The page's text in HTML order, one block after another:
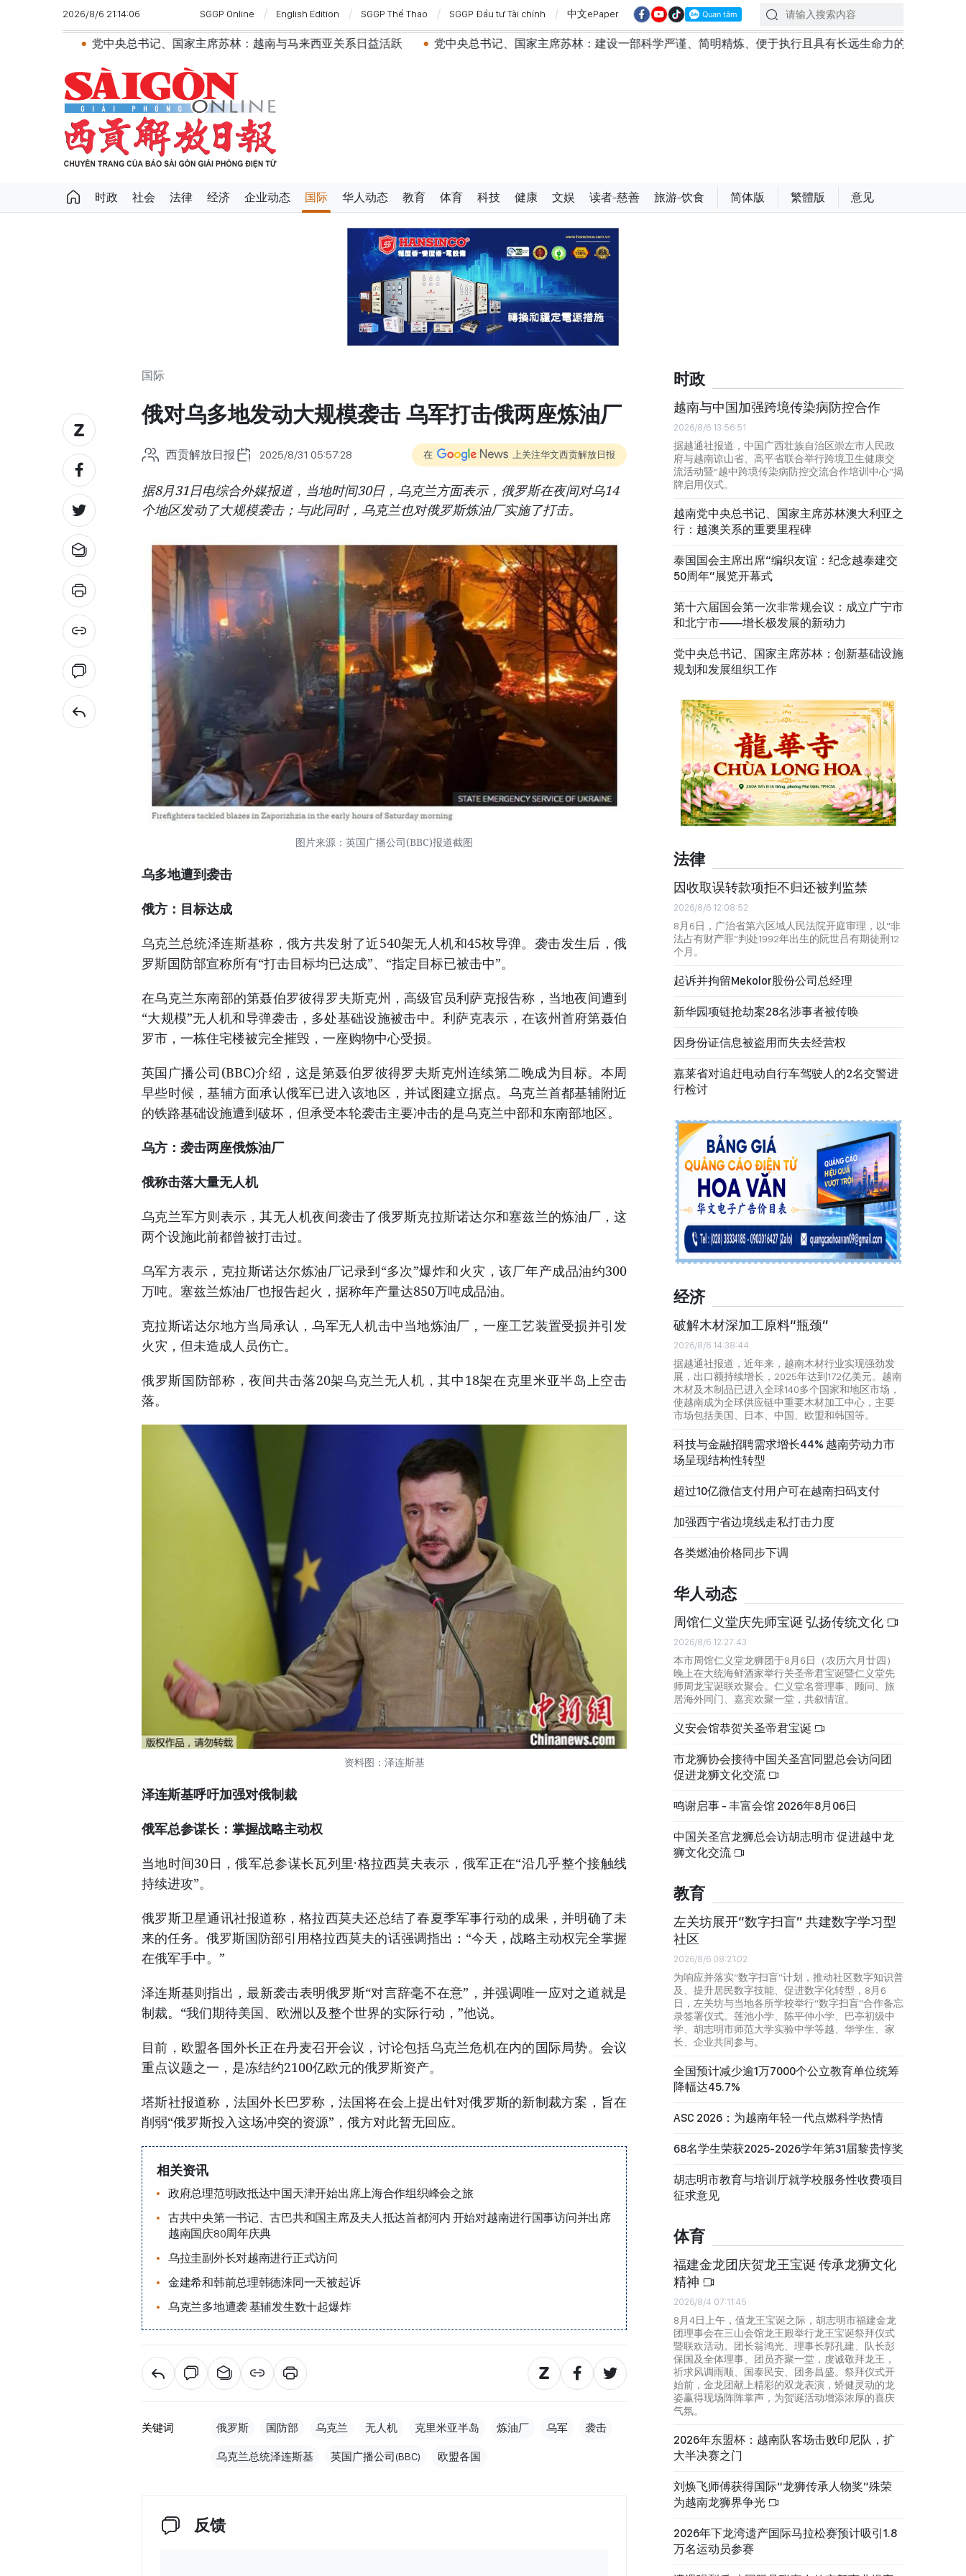
2026/8/6 21:14:06 SGGP Online English Edition SGGP Thể Thao SGGP Đầu tư Tài chính 中文ePaper
党中央总书记、国家主席苏林：越南与马来西亚关系日益活跃 党中央总书记、国家主席苏林：建设一部科学严谨、简明精炼、便于执行且具有长远生命力的党章 苏林总书记、国
时政 社会 法律 经济 企业动态 国际 华人动态 教育 体育 科技 健康 文娱 读者-慈善 旅游-饮食 简体版 繁體版 意见
国际
俄对乌多地发动大规模袭击 乌军打击俄两座炼油厂
西贡解放日报 2025/8/31 05:57:28 在 上关注华文西贡解放日报
据8月31日电综合外媒报道，当地时间30日，乌克兰方面表示，俄罗斯在夜间对乌14
个地区发动了大规模袭击；与此同时，乌克兰也对俄罗斯炼油厂实施了打击。
图片来源：英国广播公司(BBC)报道截图
乌多地遭到袭击
俄方：目标达成
乌克兰总统泽连斯基称，俄方共发射了近540架无人机和45枚导弹。袭击发生后，俄
罗斯国防部宣称所有“打击目标均已达成”、“指定目标已被击中”。
在乌克兰东南部的第聂伯罗彼得罗夫斯克州，高级官员利萨克报告称，当地夜间遭到
“大规模”无人机和导弹袭击，多处基础设施被击中。利萨克表示，在该州首府第聂伯
罗市，一栋住宅楼被完全摧毁，一座购物中心受损。
英国广播公司(BBC)介绍，这是第聂伯罗彼得罗夫斯克州连续第二晚成为目标。本周
早些时候，基辅方面承认俄军已进入该地区，并试图建立据点。乌克兰首都基辅附近
的铁路基础设施遭到破坏，但承受本轮袭击主要冲击的是乌克兰中部和东南部地区。
乌方：袭击两座俄炼油厂
俄称击落大量无人机
乌克兰军方则表示，其无人机夜间袭击了俄罗斯克拉斯诺达尔和塞兹兰的炼油厂，这
两个设施此前都曾被打击过。
乌军方表示，克拉斯诺达尔炼油厂记录到“多次”爆炸和火灾，该厂年产成品油约300
万吨。塞兹兰炼油厂也报告起火，据称年产量达850万吨成品油。
克拉斯诺达尔地方当局承认，乌军无人机击中当地炼油厂，一座工艺装置受损并引发
火灾，但未造成人员伤亡。
俄罗斯国防部称，夜间共击落20架乌克兰无人机，其中18架在克里米亚半岛上空击
落。
资料图：泽连斯基
泽连斯基呼吁加强对俄制裁
俄军总参谋长：掌握战略主动权
当地时间30日，俄军总参谋长瓦列里·格拉西莫夫表示，俄军正在“沿几乎整个接触线
持续进攻”。
俄罗斯卫星通讯社报道称，格拉西莫夫还总结了春夏季军事行动的成果，并明确了未
来的任务。俄罗斯国防部引用格拉西莫夫的话强调指出：“今天，战略主动权完全掌握
在俄军手中。”
泽连斯基则指出，最新袭击表明俄罗斯“对言辞毫不在意”，并强调唯一应对之道就是
制裁。“我们期待美国、欧洲以及整个世界的实际行动，”他说。
目前，欧盟各国外长正在丹麦召开会议，讨论包括乌克兰危机在内的国际局势。会议
重点议题之一，是冻结约2100亿欧元的俄罗斯资产。
塔斯社报道称，法国外长巴罗称，法国将在会上提出针对俄罗斯的新制裁方案，旨在
削弱“俄罗斯投入这场冲突的资源”，俄方对此暂无回应。
相关资讯
政府总理范明政抵达中国天津开始出席上海合作组织峰会之旅
古共中央第一书记、古巴共和国主席及夫人抵达首都河内 开始对越南进行国事访问并出席
越南国庆80周年庆典
乌拉圭副外长对越南进行正式访问
金建希和韩前总理韩德洙同一天被起诉
乌克兰多地遭袭 基辅发生数十起爆炸
关键词 俄罗斯 国防部 乌克兰 无人机 克里米亚半岛 炼油厂 乌军 袭击
乌克兰总统泽连斯基 英国广播公司(BBC) 欧盟各国
反馈
时政
越南与中国加强跨境传染病防控合作
2026/8/6 13:56:51
据越通社报道，中国广西壮族自治区崇左市人民政
府与越南谅山省、高平省联合举行跨境卫生健康交
流活动暨“越中跨境传染病防控交流合作培训中心”揭
牌启用仪式。
越南党中央总书记、国家主席苏林澳大利亚之
行：越澳关系的重要里程碑
泰国国会主席出席“编织友谊：纪念越泰建交
50周年”展览开幕式
第十六届国会第一次非常规会议：成立广宁市
和北宁市——增长极发展的新动力
党中央总书记、国家主席苏林：创新基础设施
规划和发展组织工作
法律
因收取误转款项拒不归还被判监禁
2026/8/6 12:08:52
8月6日，广治省第六区域人民法院开庭审理，以“非
法占有财产罪”判处1992年出生的阮世吕有期徒刑12
个月。
起诉并拘留Mekolor股份公司总经理
新华园项链抢劫案28名涉事者被传唤
因身份证信息被盗用而失去经营权
嘉莱省对追赶电动自行车驾驶人的2名交警进
行检讨
经济
破解木材深加工原料“瓶颈”
2026/8/6 14:38:44
据越通社报道，近年来，越南木材行业实现强劲发
展，出口额持续增长，2025年达到172亿美元。越南
木材及木制品已进入全球140多个国家和地区市场，
使越南成为全球供应链中重要木材加工中心，主要
市场包括美国、日本、中国、欧盟和韩国等。
科技与金融招聘需求增长44% 越南劳动力市
场呈现结构性转型
超过10亿微信支付用户可在越南扫码支付
加强西宁省边境线走私打击力度
各类燃油价格同步下调
华人动态
周馆仁义堂庆先师宝诞 弘扬传统文化
2026/8/6 12:27:43
本市周馆仁义堂龙狮团于8月6日（农历六月廿四）
晚上在大统海鲜酒家举行关圣帝君宝诞暨仁义堂先
师周龙宝诞联欢聚会。仁义堂名誉理事、顾问、旅
居海外同门、嘉宾欢聚一堂，共叙情谊。
义安会馆恭贺关圣帝君宝诞
市龙狮协会接待中国关圣宫同盟总会访问团
促进龙狮文化交流
鸣谢启事 - 丰富会馆 2026年8月06日
中国关圣宫龙狮总会访胡志明市 促进越中龙
狮文化交流
教育
左关坊展开“数字扫盲” 共建数字学习型
社区
2026/8/6 08:21:02
为响应并落实“数字扫盲”计划，推动社区数字知识普
及、提升居民数字技能、促进数字化转型，8月6
日，左关坊与当地各所学校举行“数字扫盲”合作备忘
录签署仪式。莲池小学、陈平仲小学、巴亭初级中
学、胡志明市师范大学实验中学等越、华学生、家
长、企业共同参与。
全国预计减少逾1万7000个公立教育单位统筹
降幅达45.7%
ASC 2026：为越南年轻一代点燃科学热情
68名学生荣获2025-2026学年第31届黎贵惇奖
胡志明市教育与培训厅就学校服务性收费项目
征求意见
体育
福建金龙团庆贺龙王宝诞 传承龙狮文化
精神
2026/8/4 07:11:45
8月4日上午，值龙王宝诞之际，胡志明市福建金龙
团理事会在三山会馆龙王殿举行龙王宝诞祭拜仪式
暨联欢活动。团长翁鸿光、理事长郭孔建、队长彭
保国及全体理事、团员齐聚一堂，虔诚敬拜龙王，
祈求风调雨顺、国泰民安、团务昌盛。祭拜仪式开
始前，金龙团献上精彩的双龙表演，矫健灵动的龙
姿赢得现场阵阵掌声，为贺诞活动增添浓厚的喜庆
气氛。
2026年东盟杯：越南队客场击败印尼队，扩
大半决赛之门
刘焕飞师傅获得国际“龙狮传承人物奖”殊荣
为越南龙狮界争光
2026年下龙湾遗产国际马拉松赛预计吸引1.8
万名运动员参赛